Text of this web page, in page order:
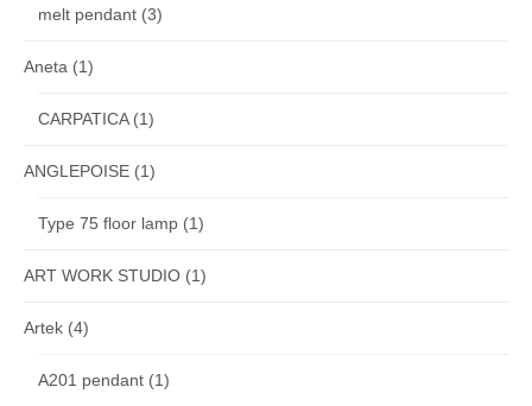
melt pendant (3)
Aneta (1)
CARPATICA(1)
ANGLEPOISE (1)
Type 75 floor lamp (1)
ART WORK STUDIO (1)
Artek (4)
A201 pendant (1)